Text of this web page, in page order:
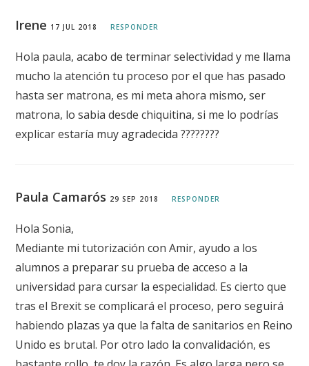
Irene 17 JUL 2018 RESPONDER
Hola paula, acabo de terminar selectividad y me llama
mucho la atención tu proceso por el que has pasado
hasta ser matrona, es mi meta ahora mismo, ser
matrona, lo sabia desde chiquitina, si me lo podrías
explicar estaría muy agradecida ????????
Paula Camarós 29 SEP 2018 RESPONDER
Hola Sonia,
Mediante mi tutorización con Amir, ayudo a los
alumnos a preparar su prueba de acceso a la
universidad para cursar la especialidad. Es cierto que
tras el Brexit se complicará el proceso, pero seguirá
habiendo plazas ya que la falta de sanitarios en Reino
Unido es brutal. Por otro lado la convalidación, es